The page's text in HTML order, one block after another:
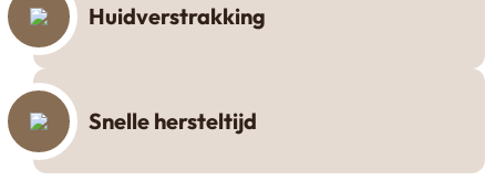
Huidverstrakking
Snelle hersteltijd